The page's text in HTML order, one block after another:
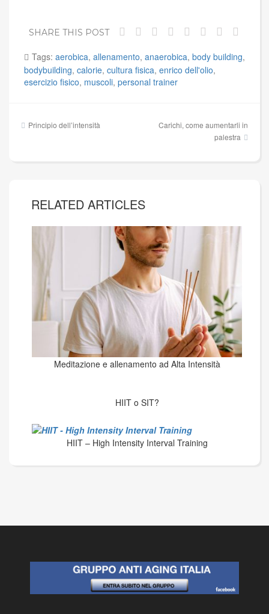
SHARE THIS POST
Tags: aerobica, allenamento, anaerobica, body building,
bodybuilding, calorie, cultura fisica, enrico dell'olio,
esercizio fisico, muscoli, personal trainer
Navigazione
articoli
Principio dell’intensità
Carichi, come aumentarli in
palestra
RELATED ARTICLES
Meditazione e allenamento ad Alta Intensità
HIIT o SIT?
HIIT – High Intensity Interval Training